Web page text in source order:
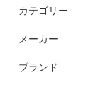
カテゴリー
メーカー
ブランド